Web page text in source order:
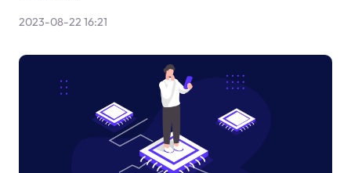
2023-08-22 16:21